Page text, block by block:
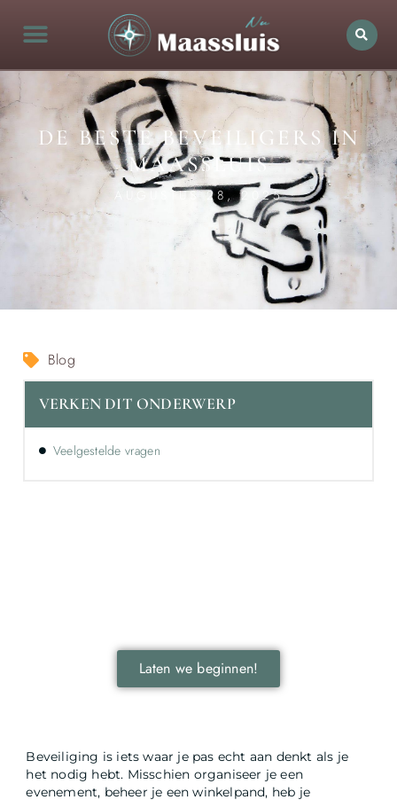
DE BESTE BEVEILIGERS IN
MAASSLUIS
AUGUSTUS 28, 2025
Beveiliging is iets waar je pas echt aan denkt als je
het nodig hebt. Misschien organiseer je een
evenement, beheer je een winkelpand, heb je
Blog
VERKEN DIT ONDERWERP
Veelgestelde vragen
Laten we beginnen!